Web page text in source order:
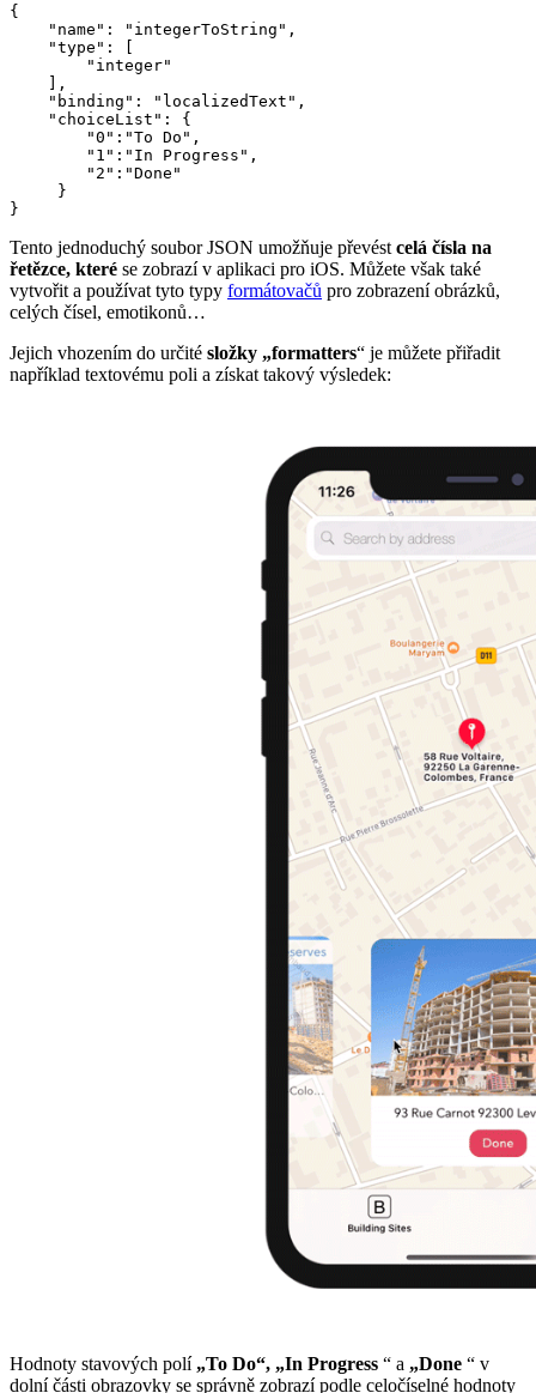
{
    "name": "integerToString",
    "type": [
        "integer"
    ],
    "binding": "localizedText",
    "choiceList": {
        "0":"To Do",
        "1":"In Progress",
        "2":"Done"
     }
}
Tento jednoduchý soubor JSON umožňuje převést celá čísla na
řetězce, které se zobrazí v aplikaci pro iOS. Můžete však také
vytvořit a používat tyto typy formátovačů pro zobrazení obrázků,
celých čísel, emotikonů…
Jejich vhozením do určité složky „formatters“ je můžete přiřadit
například textovému poli a získat takový výsledek:
Hodnoty stavových polí „To Do“, „In Progress “ a „Done “ v
dolní části obrazovky se správně zobrazí podle celočíselné hodnoty